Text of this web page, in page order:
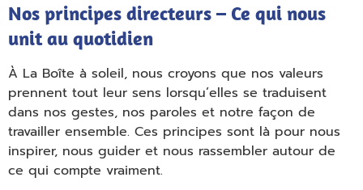
Nos principes directeurs – Ce qui nous
unit au quotidienEmpty
À La Boîte à soleil, nous croyons que nos valeurs
prennent tout leur sens lorsqu’elles se traduisent
dans nos gestes, nos paroles et notre façon de
travailler ensemble. Ces principes sont là pour nous
inspirer, nous guider et nous rassembler autour de
ce qui compte vraiment.